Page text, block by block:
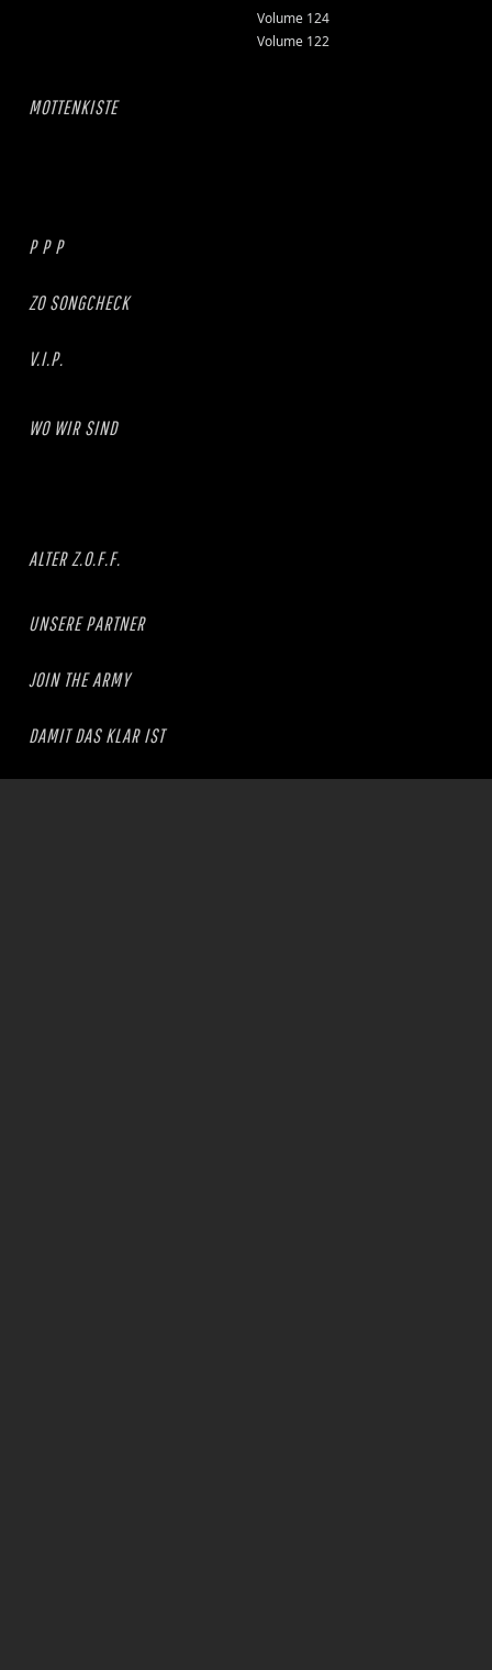
Volume 124
Volume 122
MOTTENKISTE
P P P
ZO SONGCHECK
V.I.P.
WO WIR SIND
ALTER Z.O.F.F.
UNSERE PARTNER
JOIN THE ARMY
DAMIT DAS KLAR IST